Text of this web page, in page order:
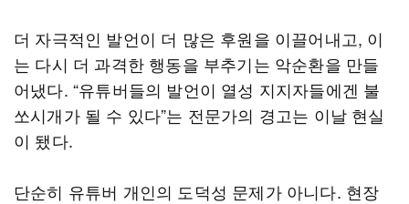
더 자극적인 발언이 더 많은 후원을 이끌어내고, 이
는 다시 더 과격한 행동을 부추기는 악순환을 만들
어냈다. “유튜버들의 발언이 열성 지지자들에겐 불
쏘시개가 될 수 있다”는 전문가의 경고는 이날 현실
이 됐다.
단순히 유튜버 개인의 도덕성 문제가 아니다. 현장